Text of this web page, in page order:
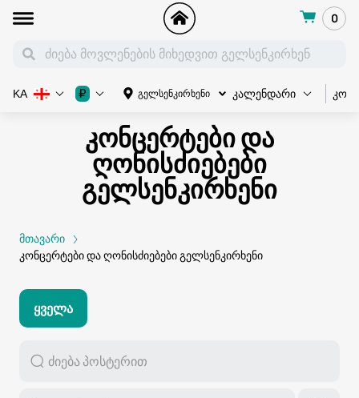
0
გელსენკირხენი კალენდარი
KA ₽
კონცერტები და
ღონისძიებები
გელსენკირხენი
მთავარი
კონცერტები და ღონისძიებები გელსენკირხენი
Ყველა